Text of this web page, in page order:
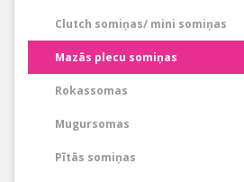
Clutch somiņas/ mini somiņas
Mazās plecu somiņas
Rokassomas
Mugursomas
Pītās somiņas